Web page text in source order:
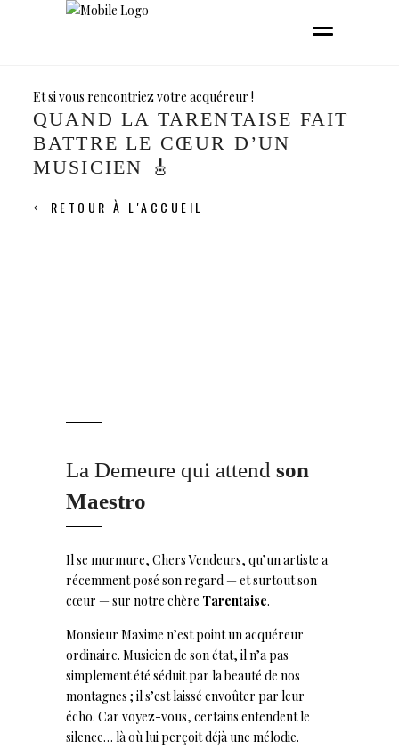
Et si vous rencontriez votre acquéreur !
QUAND LA TARENTAISE FAIT
BATTRE LE CŒUR D’UN
MUSICIEN 🎸
RETOUR À L'ACCUEIL
La Demeure qui attend son
Maestro
Il se murmure, Chers Vendeurs, qu’un artiste a
récemment posé son regard — et surtout son
cœur — sur notre chère Tarentaise.
Monsieur Maxime n’est point un acquéreur
ordinaire. Musicien de son état, il n’a pas
simplement été séduit par la beauté de nos
montagnes ; il s’est laissé envoûter par leur
écho. Car voyez-vous, certains entendent le
silence… là où lui perçoit déjà une mélodie.